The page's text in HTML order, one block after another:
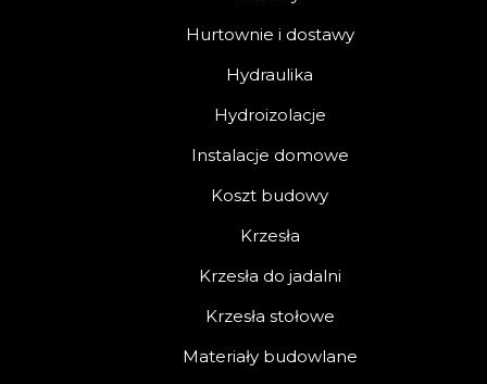
Hurtownie i dostawy
Hydraulika
Hydroizolacje
Instalacje domowe
Koszt budowy
Krzesła
Krzesła do jadalni
Krzesła stołowe
Materiały budowlane